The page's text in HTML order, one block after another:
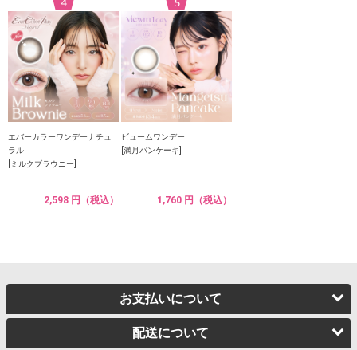
エバーカラーワンデーナチュ
ラル
[ミルクブラウニー]
2,598 円（税込）
ビュームワンデー
[満月パンケーキ]
1,760 円（税込）
お支払いについて
配送について